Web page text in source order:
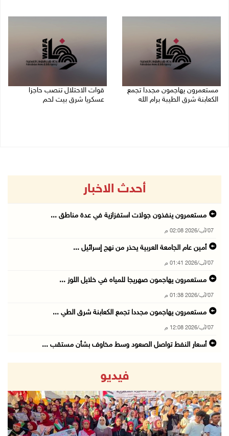
مستعمرون يهاجمون مجددا تجمع
الكعابنة شرق الطيبة برام الله
قوات الاحتلال تنصب حاجزا
عسكريا شرق بيت لحم
أحدث الاخبار
مستعمرون ينفذون جولات استفزازية في عدة مناطق ...
07/آب/2026 02:08 م
أمين عام الجامعة العربية يحذر من نهج إسرائيل ...
07/آب/2026 01:41 م
مستعمرون يهاجمون صهريجا للمياه في خلايل اللوز ...
07/آب/2026 01:38 م
مستعمرون يهاجمون مجددا تجمع الكعابنة شرق الطي ...
07/آب/2026 12:08 م
أسعار النفط تواصل الصعود وسط مخاوف بشأن مستقب ...
الذهب يتجه لأفضل أداء أسبوعي منذ كانون الثاني
07/آب/2026 10:12 ص
قوات الاحتلال تنصب حاجزا عسكريا شرق بيت لحم
07/آب/2026 09:06 ص
فيديو